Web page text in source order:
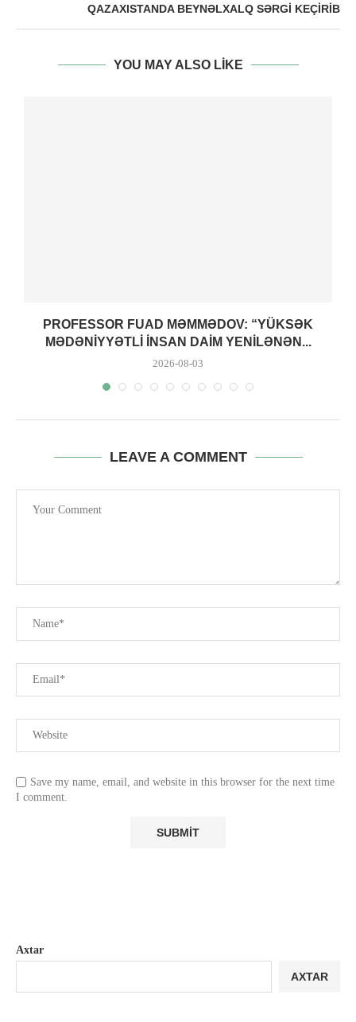
QAZAXISTANDA BEYNƏLXALQ SƏRGI KEÇIRIB
YOU MAY ALSO LIKE
PROFESSOR FUAD MƏMMƏDOV: “YÜKSƏK
MƏDƏNIYYƏTLI INSAN DAIM YENILƏNƏN...
2026-08-03
LEAVE A COMMENT
Save my name, email, and website in this browser for the next time
I comment.
Axtar
AXTAR